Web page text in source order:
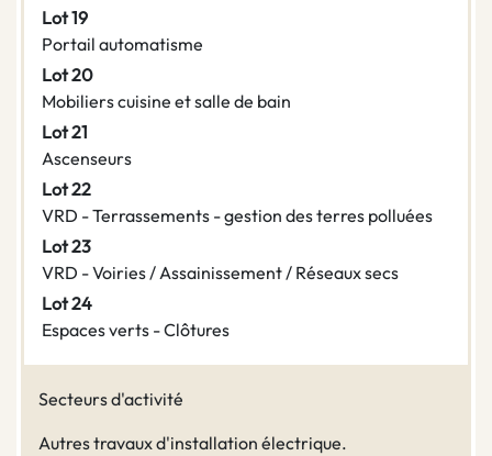
Lot 19
Portail automatisme
Lot 20
Mobiliers cuisine et salle de bain
Lot 21
Ascenseurs
Lot 22
VRD - Terrassements - gestion des terres polluées
Lot 23
VRD - Voiries / Assainissement / Réseaux secs
Lot 24
Espaces verts - Clôtures
Secteurs d'activité
Autres travaux d'installation électrique.